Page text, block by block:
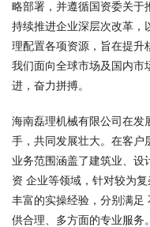
略部署，并遵循国资委关于
持续推进企业深层次改革，
理配置各项资源，旨在提升
我们面向全球市场及国内市
进，奋力拼搏。
海南磊理机械有限公司在发
手，共同发展壮大。在客户
业务范围涵盖了建筑业、设
资 企业等领域，针对较为
丰富的实操经验，分别满足
供合理、多方面的专业服务。